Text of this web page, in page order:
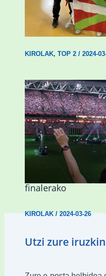
Wadokan garaile
14 dominarekin
KIROLAK, TOP 2/ 2024-
Abadiñok eta
erraldoiak jarriko
finalerako
KIROLAK/2024-03-26
Utzi zure